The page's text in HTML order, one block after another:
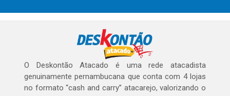
O Deskontão Atacado é uma rede atacadista
genuinamente pernambucana que conta com 4 lojas
no formato “cash and carry” atacarejo, valorizando o